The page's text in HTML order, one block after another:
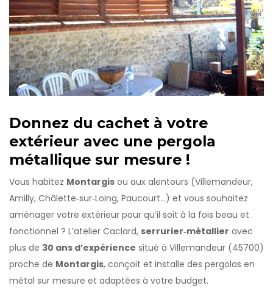
Donnez du cachet à votre
extérieur avec une pergola
métallique sur mesure !
Vous habitez Montargis ou aux alentours (Villemandeur,
Amilly, Châlette‑sur‑Loing, Paucourt…) et vous souhaitez
aménager votre extérieur pour qu’il soit à la fois beau et
fonctionnel ? L’atelier Caclard, serrurier‑métallier avec
plus de 30 ans d’expérience situé à Villemandeur (45700)
proche de Montargis, conçoit et installe des pergolas en
métal sur mesure et adaptées à votre budget.